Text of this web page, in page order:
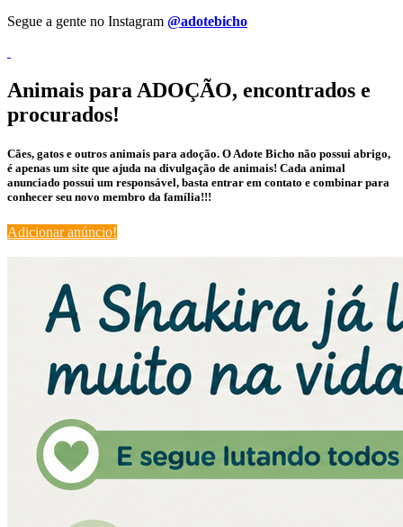
Segue a gente no Instagram @adotebicho
Animais para ADOÇÃO, encontrados e
procurados!
Cães, gatos e outros animais para adoção. O Adote Bicho não possui abrigo,
é apenas um site que ajuda na divulgação de animais! Cada animal
anunciado possui um responsável, basta entrar em contato e combinar para
conhecer seu novo membro da família!!!
Adicionar anúncio!